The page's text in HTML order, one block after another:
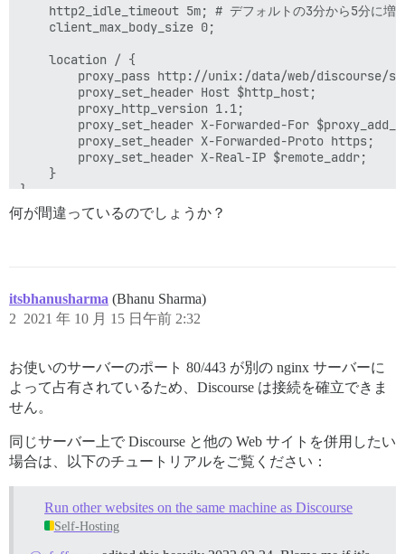
http2_idle_timeout 5m; # デフォルトの3分から5分に増
    client_max_body_size 0;
    location / {
proxy_pass http://unix:/data/web/discourse/
        proxy_set_header Host $http_host;
        proxy_http_version 1.1;
proxy_set_header X-Forwarded-For
        proxy_set_header X-Forwarded-Proto https;
        proxy_set_header X-Real-IP $remote_addr;
    }
何が間違っているのでしょうか？
itsbhanusharma (Bhanu Sharma)
2021 年 10 月 15 日午前 2:32
2
お使いのサーバーのポート 80/443 が別の nginx サーバーに
よって占有されているため、Discourse は接続を確立できま
せん。
同じサーバー上で Discourse と他の Web サイトを併用したい
場合は、以下のチュートリアルをご覧ください：
Run other websites on the same machine as Discourse
Self-Hosting